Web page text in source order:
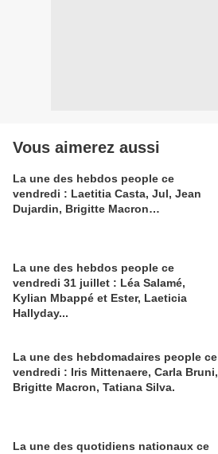
Vous aimerez aussi
La une des hebdos people ce
vendredi : Laetitia Casta, Jul, Jean
Dujardin, Brigitte Macron…
La une des hebdos people ce
vendredi 31 juillet : Léa Salamé,
Kylian Mbappé et Ester, Laeticia
Hallyday...
La une des hebdomadaires people ce
vendredi : Iris Mittenaere, Carla Bruni,
Brigitte Macron, Tatiana Silva.
La une des quotidiens nationaux ce